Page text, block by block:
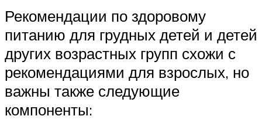
Рекомендации по здоровому
питанию для грудных детей и детей
других возрастных групп схожи с
рекомендациями для взрослых, но
важны также следующие
компоненты: